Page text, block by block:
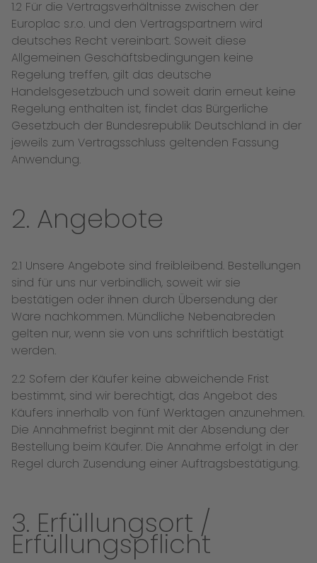
1.2 Für die Vertragsverhältnisse zwischen der
Europlac s.r.o. und den Vertragspartnern wird
deutsches Recht vereinbart. Soweit diese
Allgemeinen Geschäftsbedingungen keine
Regelung treffen, gilt das deutsche
Handelsgesetzbuch und soweit darin erneut keine
Regelung enthalten ist, findet das Bürgerliche
Gesetzbuch der Bundesrepublik Deutschland in der
jeweils zum Vertragsschluss geltenden Fassung
Anwendung.
2. Angebote
2.1 Unsere Angebote sind freibleibend. Bestellungen
sind für uns nur verbindlich, soweit wir sie
bestätigen oder ihnen durch Übersendung der
Ware nachkommen. Mündliche Nebenabreden
gelten nur, wenn sie von uns schriftlich bestätigt
werden.
2.2 Sofern der Käufer keine abweichende Frist
bestimmt, sind wir berechtigt, das Angebot des
Käufers innerhalb von fünf Werktagen anzunehmen.
Die Annahmefrist beginnt mit der Absendung der
Bestellung beim Käufer. Die Annahme erfolgt in der
Regel durch Zusendung einer Auftragsbestätigung.
3. Erfüllungsort /
Erfüllungspflicht